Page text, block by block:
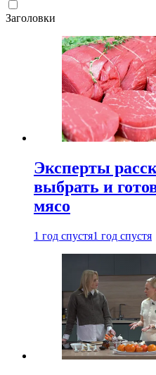
Заголовки
Эксперты
выбрать и
мясо
1 год спустя1 год спустя